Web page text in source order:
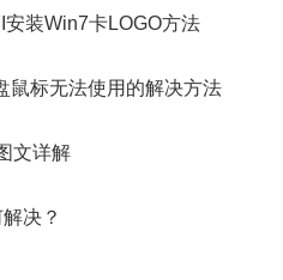
装Win7卡LOGO方法
鼠标无法使用的解决方法
文详解
决？